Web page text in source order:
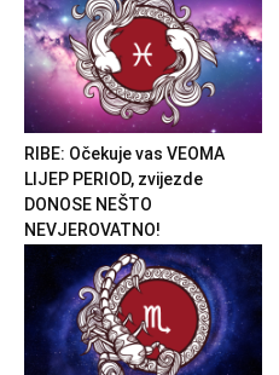
RIBE: Očekuje vas VEOMA
LIJEP PERIOD, zvijezde
DONOSE NEŠTO
NEVJEROVATNO!